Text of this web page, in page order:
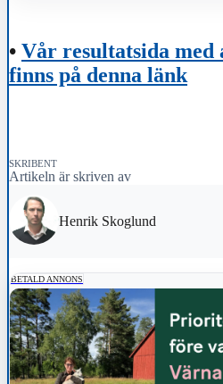
• Vår resultatsida med
finns på denna länk
SKRIBENT
Artikeln är skriven av
Henrik Skoglund
BETALD ANNONS